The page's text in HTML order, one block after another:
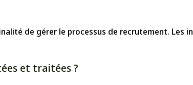
de gérer le processus de recrutement.
et traitées ?